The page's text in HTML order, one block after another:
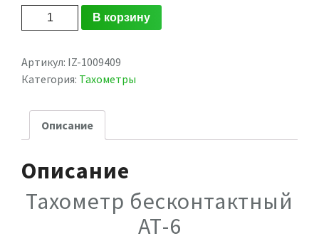
Количество В корзину
Артикул: IZ-1009409
Категория: Тахометры
Описание
Описание
Тахометр бесконтактный
АТ-6